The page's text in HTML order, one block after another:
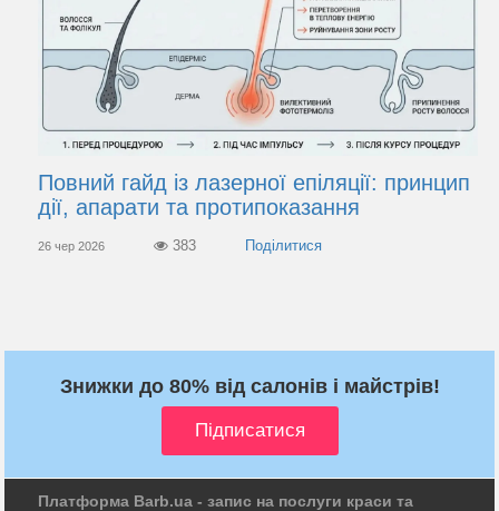
Повний гайд із лазерної епіляції: принцип
дії, апарати та протипоказання
26 чер 2026 383
Знижки до 80% від салонів і майстрів!
Платформа Barb.ua - запис на послуги краси та